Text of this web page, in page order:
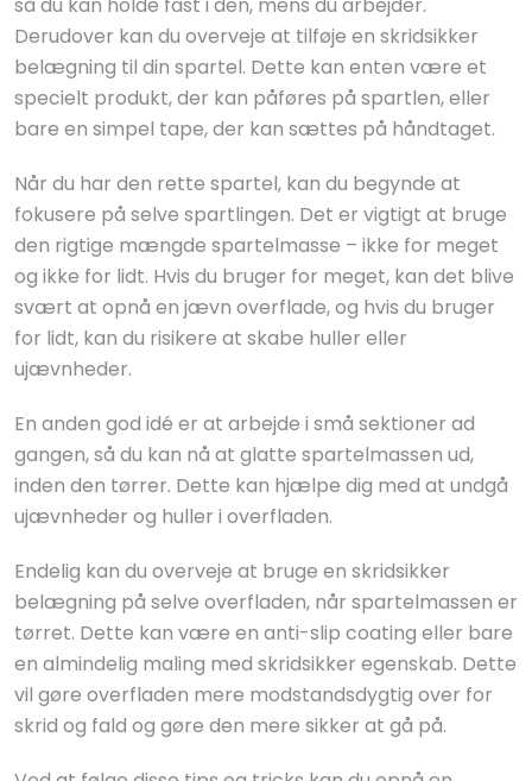
Derudover kan du overveje at tilføje en skridsikker
belægning til din spartel. Dette kan enten være et
specielt produkt, der kan påføres på spartlen, eller
bare en simpel tape, der kan sættes på håndtaget.
Når du har den rette spartel, kan du begynde at
fokusere på selve spartlingen. Det er vigtigt at bruge
den rigtige mængde spartelmasse – ikke for meget
og ikke for lidt. Hvis du bruger for meget, kan det blive
svært at opnå en jævn overflade, og hvis du bruger
for lidt, kan du risikere at skabe huller eller
ujævnheder.
En anden god idé er at arbejde i små sektioner ad
gangen, så du kan nå at glatte spartelmassen ud,
inden den tørrer. Dette kan hjælpe dig med at undgå
ujævnheder og huller i overfladen.
Endelig kan du overveje at bruge en skridsikker
belægning på selve overfladen, når spartelmassen er
tørret. Dette kan være en anti-slip coating eller bare
en almindelig maling med skridsikker egenskab. Dette
vil gøre overfladen mere modstandsdygtig over for
skrid og fald og gøre den mere sikker at gå på.